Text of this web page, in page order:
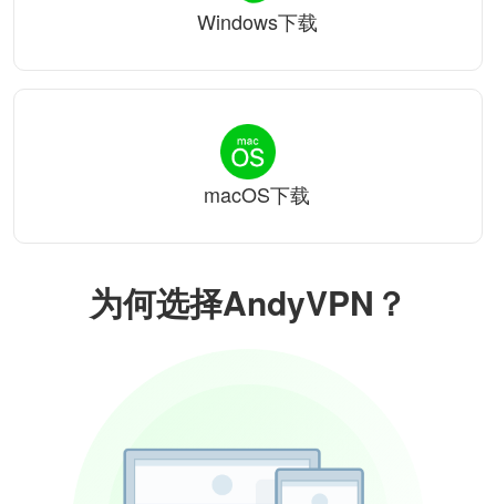
为何选择AndyVPN？
Windows下载
macOS下载